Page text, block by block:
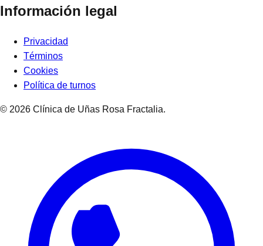
Información legal
Privacidad
Términos
Cookies
Política de turnos
© 2026 Clínica de Uñas Rosa Fractalia.